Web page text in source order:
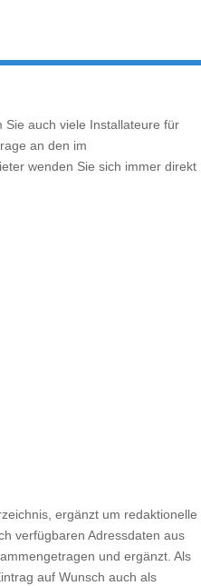
Sie auch viele Installateure für
an den im
wenden Sie sich immer direkt
ergänzt um redaktionelle
verfügbaren Adressdaten aus
und ergänzt. Als
auf Wunsch auch als